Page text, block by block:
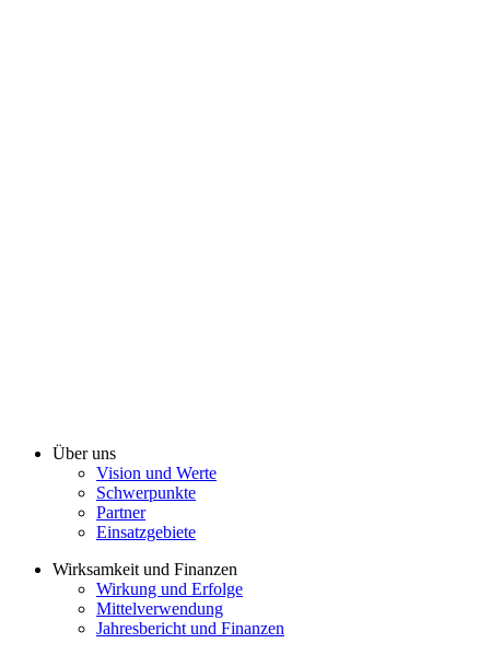
Über uns
Vision und Werte
Schwerpunkte
Partner
Einsatzgebiete
Wirksamkeit und Finanzen
Wirkung und Erfolge
Mittelverwendung
Jahresbericht und Finanzen